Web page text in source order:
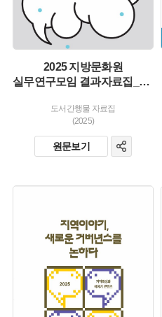
2025 지방문화원
실무연구모임 결과자료집_목소리들, 지방문화원을 말하다
도서간행물 자료집
(2025)
원문보기